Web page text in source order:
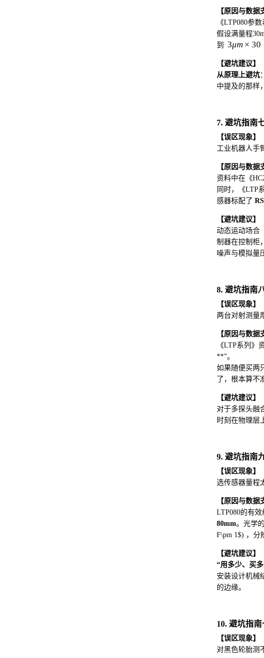
【原因与数据
《LTP080参
假设满量程
到
3μm × 30
【避坑建议】
从原理上避坑
中提及的那样
7. 避坑指南
【误区现象】
工业机器人手
【原因与数据
资料中在《
同时，《LTP
感器标配了
【避坑建议】
动态运动场合
制器在控制柜
噪声与模拟量
8. 避坑指南
【误区现象】
两台对射测量
【原因与数据
《LTP系列》
**”。
如果随便买两
了，根本算不
【避坑建议】
对于多探头融
时刻在物理层
9. 避坑指南
【误区现象】
选传感器量程
【原因与数据
LTP080的有
80mm。光学
F\pm 1$) ，分
【避坑建议】
“用多少、买
安装设计机械
的边缘。
10. 避坑指
【误区现象】
对黑色轮胎测